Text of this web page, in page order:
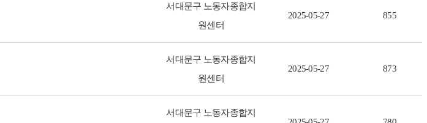
서대문구 노동자종합지
원센터
2025-05-27 855
서대문구 노동자종합지
원센터
2025-05-27 873
서대문구 노동자종합지